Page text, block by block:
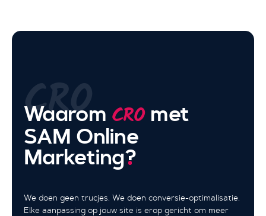
CRO
Waarom CROmet
SAM Online
Marketing?
We doen geen trucjes. We doen conversie-optimalisatie.
Elke aanpassing op jouw site is erop gericht om meer